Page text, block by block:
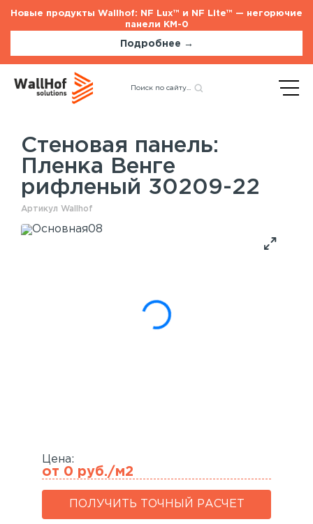
Новые продукты Wallhof: NF Lux™ и NF Lite™ — негорючие
панели КМ-0
Подробнее →
Стеновые панели
Шпонированные панели
Акустические панели
Панели с полимерным покрытием
Шпонированные панели
Услуги
Монтаж акустических панелей
Назад
Стеновые панели
Стеновая панель:
Пленка Венге
рифленый 30209-22
Артикул Wallhof
Цена:
от 0 руб./м2
ПОЛУЧИТЬ ТОЧНЫЙ РАСЧЕТ